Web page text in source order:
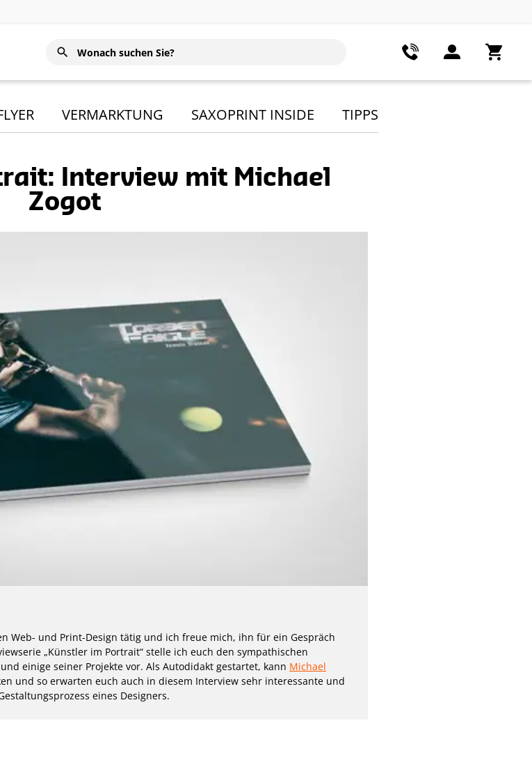
VERMARKTUNG SAXOPRINT INSIDE TIPPS
Interview mit Michael
Zogot
Web- und Print-Design tätig und ich freue mich, ihn für ein Gespräch
„Künstler im Portrait“ stelle ich euch den sympathischen
einige seiner Projekte vor. Als Autodidakt gestartet, kann Michael
und so erwarten euch auch in diesem Interview sehr interessante und
eines Designers.